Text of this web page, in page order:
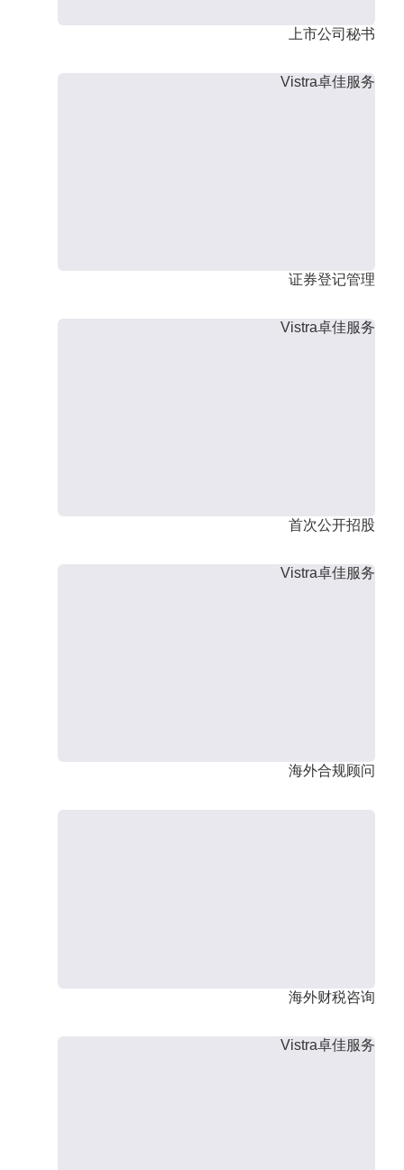
上市公司秘书
Vistra卓佳服务
证券登记管理
Vistra卓佳服务
首次公开招股
Vistra卓佳服务
海外合规顾问
海外财税咨询
Vistra卓佳服务